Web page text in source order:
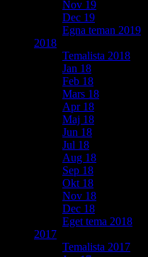
Nov 19
Dec 19
Egna teman 2019
2018
Temalista 2018
Jan 18
Feb 18
Mars 18
Apr 18
Maj 18
Jun 18
Jul 18
Aug 18
Sep 18
Okt 18
Nov 18
Dec 18
Eget tema 2018
2017
Temalista 2017